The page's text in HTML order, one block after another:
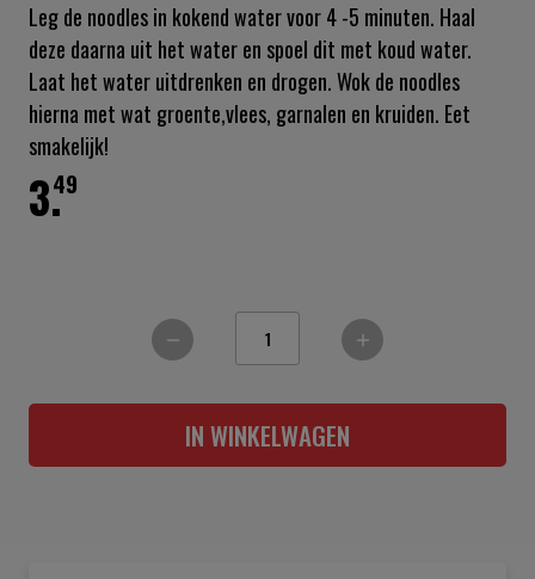
Leg de noodles in kokend water voor 4 -5 minuten. Haal
deze daarna uit het water en spoel dit met koud water.
Laat het water uitdrenken en drogen. Wok de noodles
hierna met wat groente,vlees, garnalen en kruiden. Eet
smakelijk!
49
3.
IN WINKELWAGEN